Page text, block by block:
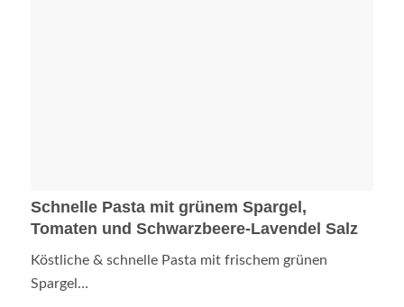
Schnelle Pasta mit grünem Spargel,
Tomaten und Schwarzbeere-Lavendel Salz
Köstliche & schnelle Pasta mit frischem grünen
Spargel…